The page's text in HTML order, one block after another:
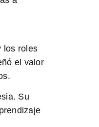
los roles
el valor
Su